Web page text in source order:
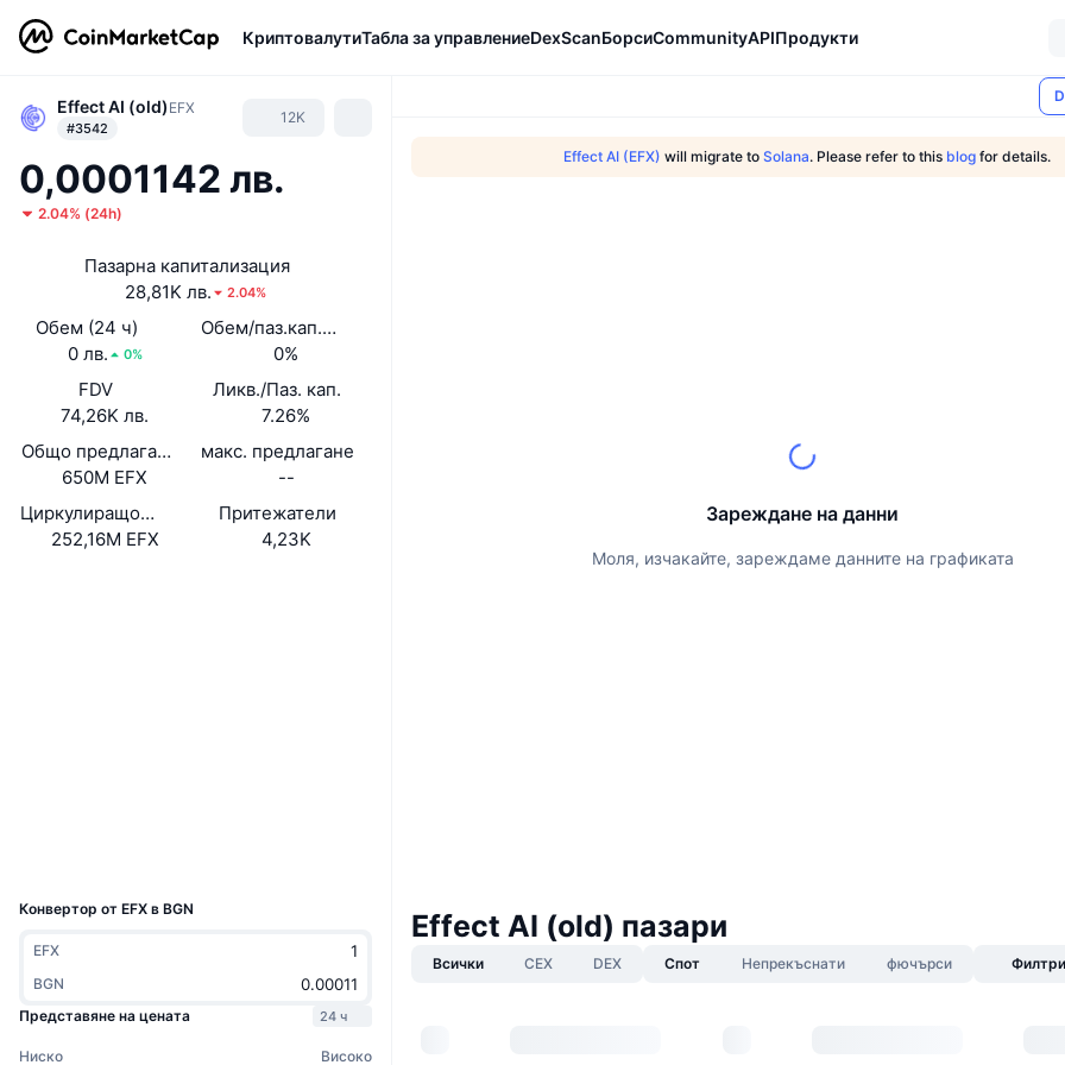
КриптовалутиТабла за управлениеDexScanБорсиCommunityAPIПродукти
Effect AI (old) EFX
#3542
12K
0,0001142 лв.
2.04% (24h)
Пазарна капитализация
28,81K лв.
2.04%
Обем (24 ч)
0 лв.
0%
Обем/паз.кап. (24 ч)
0%
FDV
74,26K лв.
Ликв./Паз. кап.
7.26%
Общо предлагане
650M EFX
макс. предлагане
--
Циркулиращо предлагане
252,16M EFX
Притежатели
4,23K
Конвертор от EFX в BGN
EFX
BGN
Представяне на цената
24 ч
Ниско Високо
Effect AI (EFX) will migrate to Solana. Please refer to this blog for details.
Зареждане на данни
Моля, изчакайте, зареждаме данните на графиката
Effect AI (old) пазари
Всички CEX DEX Спот Непрекъснати фючърси Филтри